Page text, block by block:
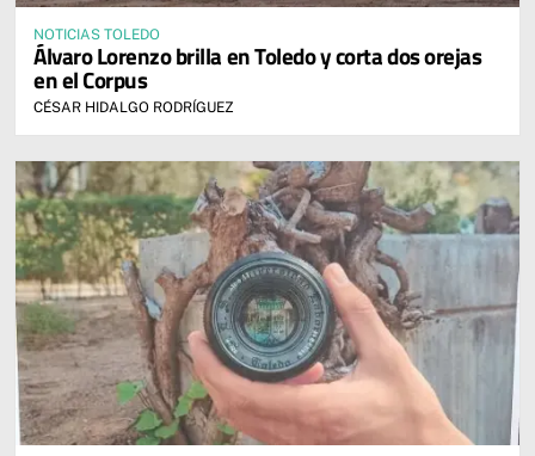
NOTICIAS TOLEDO
Álvaro Lorenzo brilla en Toledo y corta dos orejas
en el Corpus
CÉSAR HIDALGO RODRÍGUEZ